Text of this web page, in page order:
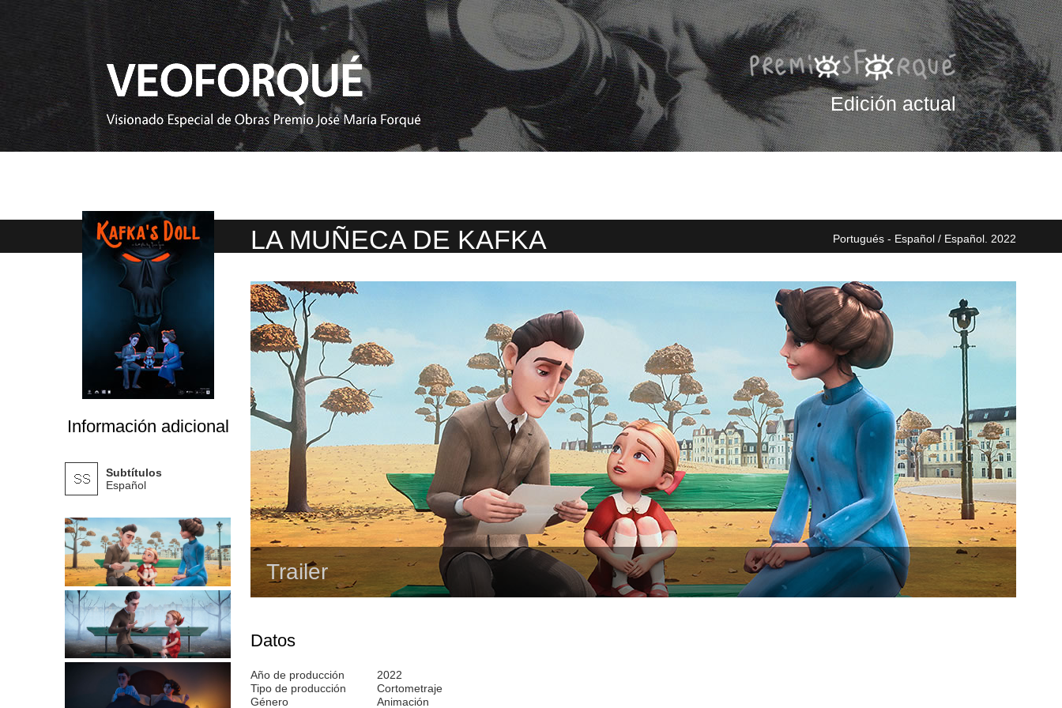
Edición actual
Información adicional
Subtítulos
Español
LA MUÑECA DE KAFKA Portugués - Español / Español. 2022
Trailer
Datos
Año de producción
2022
Tipo de producción
Cortometraje
Género
Animación